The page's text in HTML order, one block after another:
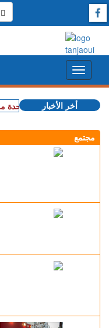
+ إسبانيا.. تفكيك واحدة من أكبر شبكات
أخر الأخبار
مجتمع